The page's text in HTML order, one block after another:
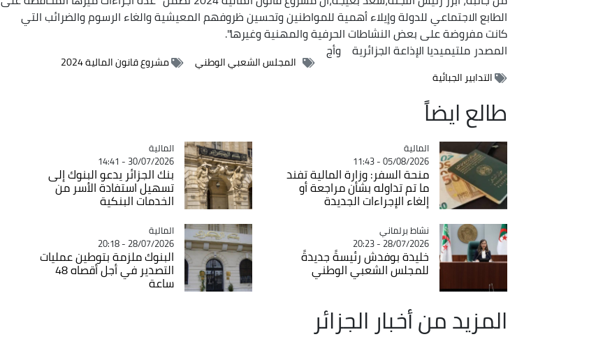
الطابع الاجتماعي للدولة وإيلاء أهمية للمواطنين وتحسين ظروفهم المعيشية والغاء الرسوم والضرائب التي
كانت مفروضة على بعض النشاطات الحرفية والمهنية وغيرها".
المصدر ملتيميديا الإذاعة الجزائرية وأج
المجلس الشعبي الوطني
مشروع قانون المالية 2024
التدابير الجبائية
طالع ايضاً
Catégorie
المالية
05/08/2026 - 11:43
منحة السفر: وزارة المالية تفند
ما تم تداوله بشأن مراجعة أو
إلغاء الإجراءات الجديدة
Catégorie
المالية
30/07/2026 - 14:41
بنك الجزائر يدعو البنوك إلى
تسهيل استفادة الأسر من
الخدمات البنكية
Catégorie
نشاط برلماني
28/07/2026 - 20:23
خليدة بوفدش رئيسةً جديدةً
للمجلس الشعبي الوطني
Catégorie
المالية
28/07/2026 - 20:18
البنوك ملزمة بتوطين عمليات
التصدير في أجل أقصاه 48
ساعة
المزيد من أخبار الجزائر